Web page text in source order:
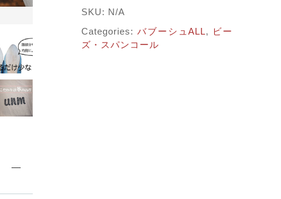
×
ブ
ラ
SKU: N/A
Categories:バブーシュALL, ビー
ズ・スパンコール